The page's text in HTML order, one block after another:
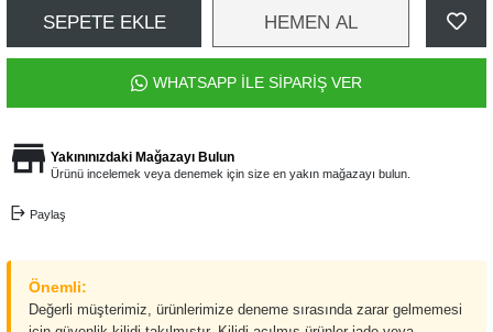
SEPETE EKLE HEMEN AL
WHATSAPP İLE SİPARİŞ VER
Yakınınızdaki Mağazayı Bulun
Ürünü incelemek veya denemek için size en yakın mağazayı bulun.
Paylaş
Önemli:
Değerli müşterimiz, ürünlerimize deneme sırasında zarar gelmemesi